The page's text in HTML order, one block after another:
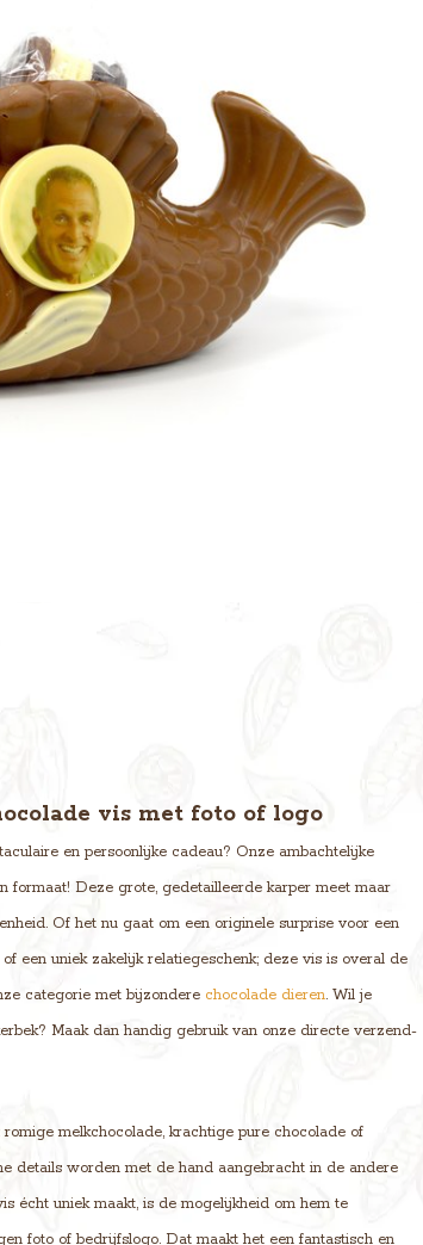
vis met foto of logo
en persoonlijke cadeau? Onze ambachtelijke
formaat! Deze grote, gedetailleerde karper meet maar
Of het nu gaat om een originele surprise voor een
een uniek zakelijk relatiegeschenk; deze vis is overal de
categorie met bijzondere chocolade dieren. Wil je
Maak dan handig gebruik van onze directe verzend-
melkchocolade, krachtige pure chocolade of
details worden met de hand aangebracht in de andere
écht uniek maakt, is de mogelijkheid om hem te
foto of bedrijfslogo. Dat maakt het een fantastisch en